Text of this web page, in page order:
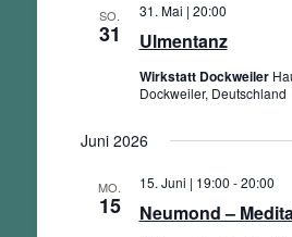
SO.
31 Ulmentanz
31. Mai | 20:00
Wirkstatt Dockweiler
Dockweiler, Deutschland
Juni 2026
MO.
15 Neumond –
15. Juni | 19:00 -20:00